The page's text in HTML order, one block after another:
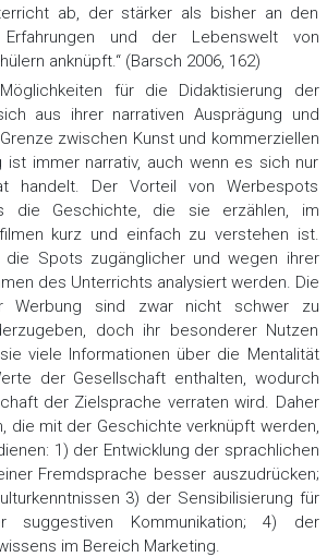
ab, der stärker als bisher an den
Erfahrungen und der Lebenswelt von
anknüpft.“ (Barsch 2006, 162)
für die Didaktisierung der
aus ihrer narrativen Ausprägung und
zwischen Kunst und kommerziellen
ist immer narrativ, auch wenn es sich nur
handelt. Der Vorteil von Werbespots
die Geschichte, die sie erzählen, im
kurz und einfach zu verstehen ist.
die Spots zugänglicher und wegen ihrer
des Unterrichts analysiert werden. Die
Werbung sind zwar nicht schwer zu
doch ihr besonderer Nutzen
viele Informationen über die Mentalität
der Gesellschaft enthalten, wodurch
der Zielsprache verraten wird. Daher
die mit der Geschichte verknüpft werden,
1) der Entwicklung der sprachlichen
Fremdsprache besser auszudrücken;
3) der Sensibilisierung für
suggestiven Kommunikation; 4) der
im Bereich Marketing.